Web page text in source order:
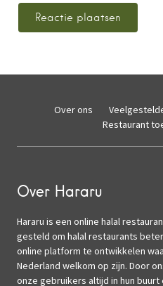
Over ons
Restaurant
Over Hararu
Hararu is een online halal
gesteld om halal restaurants
online platform te ontwikkelen
Nederland welkom op zijn. Door
onze gebruikers altijd in hun